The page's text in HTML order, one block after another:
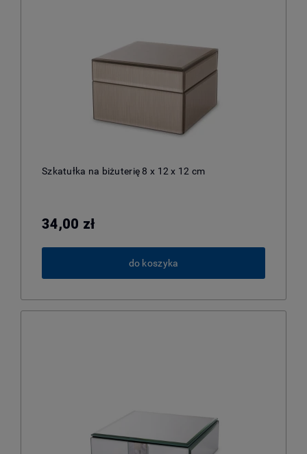
Szkatułka na biżuterię 8 x 12 x 12 cm
34,00 zł
do koszyka